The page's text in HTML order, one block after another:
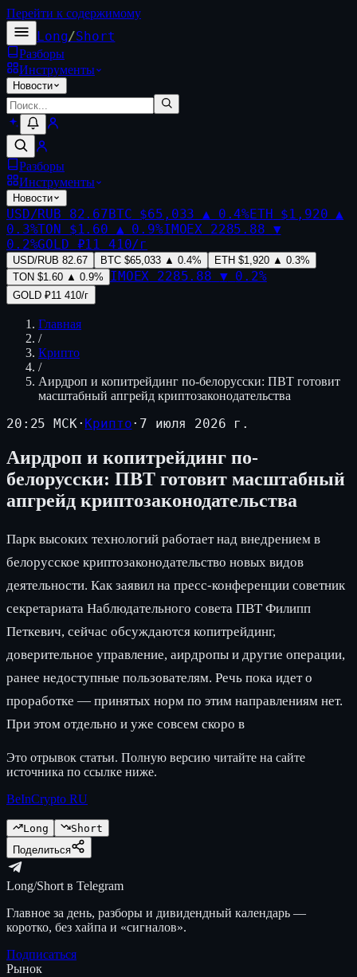
Перейти к содержимому
Long/Short
Разборы
Инструменты
Новости
Разборы
Инструменты
Новости
USD/RUB 82.67BTC $65,033 ▲ 0.4%ETH $1,920 ▲
0.3%TON $1.60 ▲ 0.9%IMOEX 2285.88 ▼
0.2%GOLD ₽11 410/г
USD/RUB 82.67 BTC $65,033 ▲ 0.4% ETH $1,920 ▲ 0.3%
TON $1.60 ▲ 0.9% IMOEX 2285.88 ▼ 0.2%
GOLD ₽11 410/г
Главная
/
Крипто
/
Аирдроп и копитрейдинг по-белорусски: ПВТ готовит
масштабный апгрейд криптозаконодательства
20:25 МСК· Крипто· 7 июля 2026 г.
Аирдроп и копитрейдинг по-
белорусски: ПВТ готовит масштабный
апгрейд криптозаконодательства
Парк высоких технологий работает над внедрением в
белорусское криптозаконодательство новых видов
деятельности. Как заявил на пресс-конференции советник
секретариата Наблюдательного совета ПВТ Филипп
Петкевич, сейчас обсуждаются копитрейдинг,
доверительное управление, аирдропы и другие операции,
ранее недоступные пользователям. Речь пока идет о
проработке — принятых норм по этим направлениям нет.
При этом отдельно и уже совсем скоро в
Это отрывок статьи. Полную версию читайте на сайте
источника по ссылке ниже.
BeInCrypto RU
Long
Short
Поделиться
Long/Short в Telegram
Главное за день, разборы и дивидендный календарь —
коротко, без хайпа и «сигналов».
Подписаться
Рынок